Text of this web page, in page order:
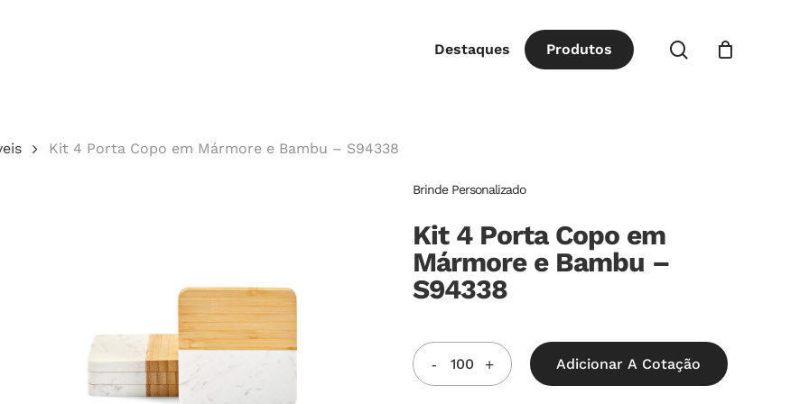
Destaques Produtos procurar
Kit 4 Porta Copo em Mármore e Bambu – S94338
Brinde Personalizado
Kit 4 Porta Copo em
Mármore e Bambu –
S94338
Adicionar A Cotação